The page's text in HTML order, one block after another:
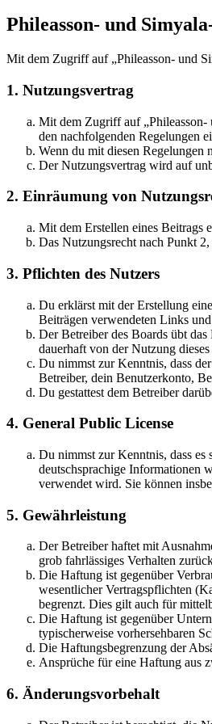
Phileasson- und
Mit dem Zugriff auf „Phileasson- und
1. Nutzungsvertrag
Mit dem Zugriff auf „Phileasson-
den nachfolgenden Regelungen
Wenn du mit diesen Regelungen
Der Nutzungsvertrag wird auf
2. Einräumung von
Mit dem Erstellen eines Beitrags
Das Nutzungsrecht nach Punkt
3. Pflichten des Nutzers
Du erklärst mit der Erstellung
Beiträgen verwendeten Links
Der Betreiber des Boards übt
dauerhaft von der Nutzung
Du nimmst zur Kenntnis, dass
Betreiber, dein Benutzerkonto,
Du gestattest dem Betreiber
4. General Public License
Du nimmst zur Kenntnis, dass
deutschsprachige Informationen
verwendet wird. Sie können
5. Gewährleistung
Der Betreiber haftet mit
grob fahrlässiges Verhalten
Die Haftung ist gegenüber
wesentlicher Vertragspflichten
begrenzt. Dies gilt auch für
Die Haftung ist gegenüber
typischerweise vorhersehbaren
Die Haftungsbegrenzung der
Ansprüche für eine Haftung aus
6. Änderungsvorbehalt